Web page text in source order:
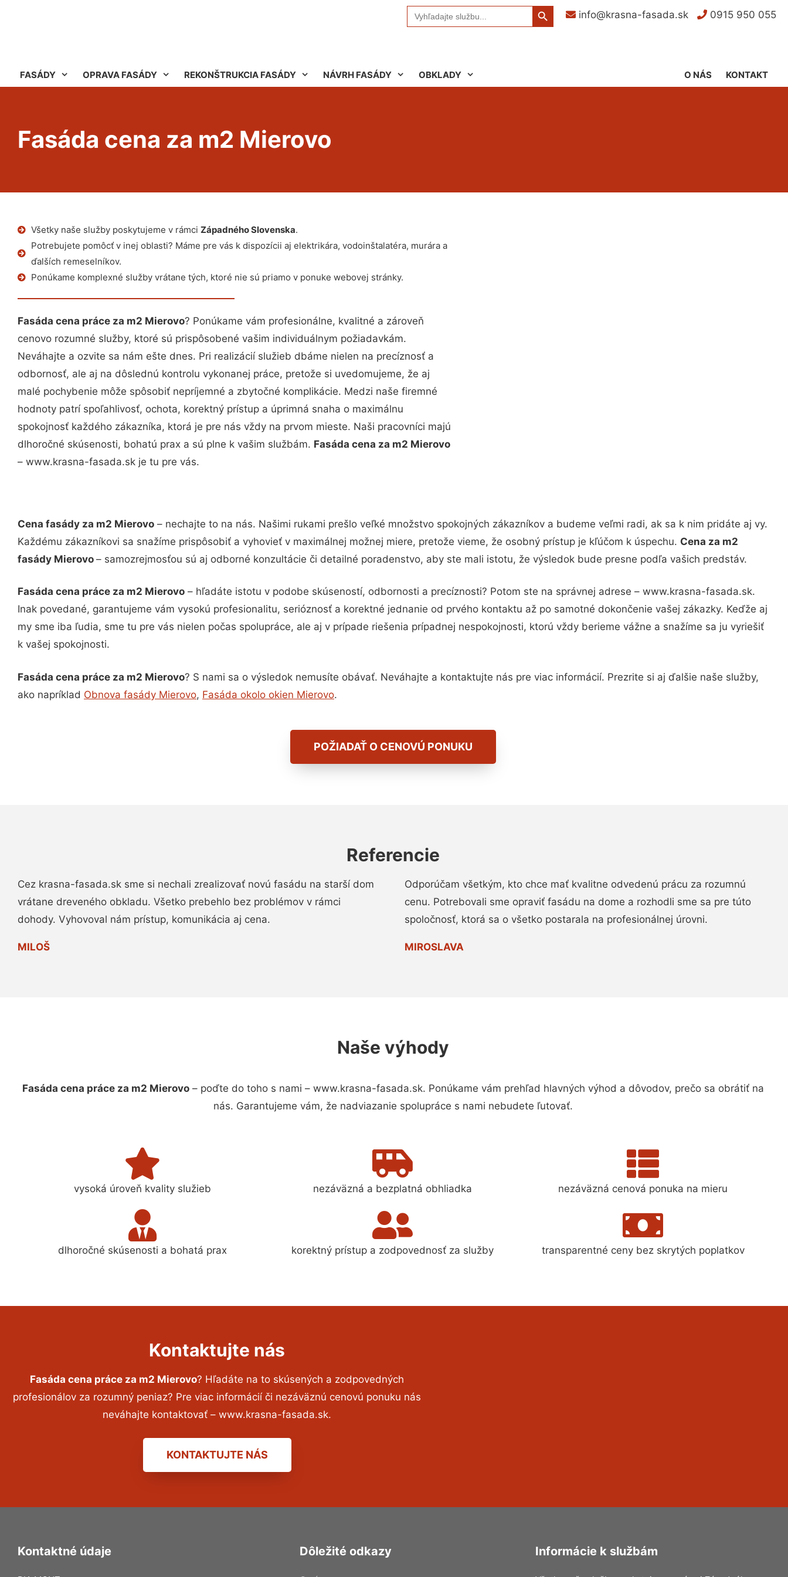
Search
for:
Search Button
info@krasna-fasada.sk
0915 950 055
FASÁDY OPRAVA FASÁDY REKONŠTRUKCIA FASÁDY NÁVRH FASÁDY OBKLADY KONTAKT
O NÁS
Fasáda cena za m2 Mierovo
Všetky naše služby poskytujeme v rámci Západného Slovenska.
Potrebujete pomôcť v inej oblasti? Máme pre vás k dispozícii aj elektrikára, vodoinštalatéra, murára a
ďalších remeselníkov.
Ponúkame komplexné služby vrátane tých, ktoré nie sú priamo v ponuke webovej stránky.
Fasáda cena práce za m2 Mierovo? Ponúkame vám profesionálne, kvalitné a zároveň
cenovo rozumné služby, ktoré sú prispôsobené vašim individuálnym požiadavkám.
Neváhajte a ozvite sa nám ešte dnes. Pri realizácií služieb dbáme nielen na precíznosť a
odbornosť, ale aj na dôslednú kontrolu vykonanej práce, pretože si uvedomujeme, že aj
malé pochybenie môže spôsobiť nepríjemné a zbytočné komplikácie. Medzi naše firemné
hodnoty patrí spoľahlivosť, ochota, korektný prístup a úprimná snaha o maximálnu
spokojnosť každého zákazníka, ktorá je pre nás vždy na prvom mieste. Naši pracovníci majú
dlhoročné skúsenosti, bohatú prax a sú plne k vašim službám. Fasáda cena za m2 Mierovo
– www.krasna-fasada.sk je tu pre vás.
Cena fasády za m2 Mierovo – nechajte to na nás. Našimi rukami prešlo veľké množstvo spokojných zákazníkov a budeme veľmi radi, ak sa k nim pridáte aj vy.
Každému zákazníkovi sa snažíme prispôsobiť a vyhovieť v maximálnej možnej miere, pretože vieme, že osobný prístup je kľúčom k úspechu. Cena za m2
fasády Mierovo – samozrejmosťou sú aj odborné konzultácie či detailné poradenstvo, aby ste mali istotu, že výsledok bude presne podľa vašich predstáv.
Fasáda cena práce za m2 Mierovo – hľadáte istotu v podobe skúseností, odbornosti a precíznosti? Potom ste na správnej adrese – www.krasna-fasada.sk.
Inak povedané, garantujeme vám vysokú profesionalitu, serióznosť a korektné jednanie od prvého kontaktu až po samotné dokončenie vašej zákazky. Keďže aj
my sme iba ľudia, sme tu pre vás nielen počas spolupráce, ale aj v prípade riešenia prípadnej nespokojnosti, ktorú vždy berieme vážne a snažíme sa ju vyriešiť
k vašej spokojnosti.
Fasáda cena práce za m2 Mierovo? S nami sa o výsledok nemusíte obávať. Neváhajte a kontaktujte nás pre viac informácií. Prezrite si aj ďalšie naše služby,
ako napríklad Obnova fasády Mierovo, Fasáda okolo okien Mierovo.
POŽIADAŤ O CENOVÚ PONUKU
Referencie
Cez krasna-fasada.sk sme si nechali zrealizovať novú fasádu na starší dom
vrátane dreveného obkladu. Všetko prebehlo bez problémov v rámci
dohody. Vyhovoval nám prístup, komunikácia aj cena.
MILOŠ
Odporúčam všetkým, kto chce mať kvalitne odvedenú prácu za rozumnú
cenu. Potrebovali sme opraviť fasádu na dome a rozhodli sme sa pre túto
spoločnosť, ktorá sa o všetko postarala na profesionálnej úrovni.
MIROSLAVA
Naše výhody
Fasáda cena práce za m2 Mierovo– poďte do toho s nami – www.krasna-fasada.sk. Ponúkame vám prehľad hlavných výhod a dôvodov, prečo sa obrátiť na
nás. Garantujeme vám, že nadviazanie spolupráce s nami nebudete ľutovať.
vysoká úroveň kvality služieb nezáväzná a bezplatná obhliadka nezáväzná cenová ponuka na mieru
dlhoročné skúsenosti a bohatá prax korektný prístup a zodpovednosť za služby transparentné ceny bez skrytých poplatkov
Kontaktujte nás
Fasáda cena práce za m2 Mierovo? Hľadáte na to skúsených a zodpovedných
profesionálov za rozumný peniaz? Pre viac informácií či nezáväznú cenovú ponuku nás
neváhajte kontaktovať – www.krasna-fasada.sk.
KONTAKTUJTE NÁS
Kontaktné údaje Dôležité odkazy Informácie k službám